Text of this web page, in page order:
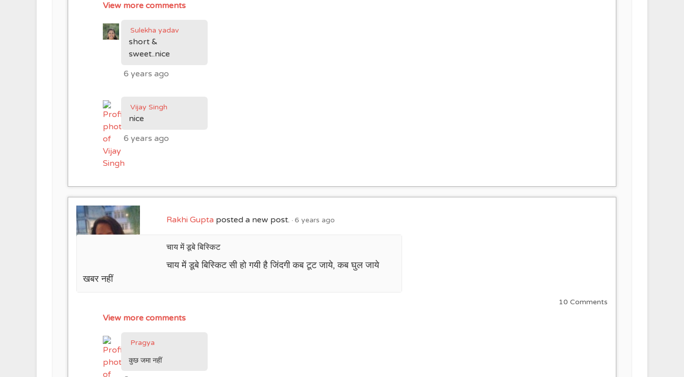
View more comments
Sulekha yadav
short &
sweet..nice
6 years ago
Vijay Singh
nice
6 years ago
Rakhi Gupta posted a new post. 6 years ago
चाय में डूबे बिस्किट
चाय में डूबे बिस्किट सी हो गयी है जिंदगी कब टूट जाये, कब घुल जाये
खबर नहीं
10 Comments
View more comments
Pragya
कुछ जमा नहीं